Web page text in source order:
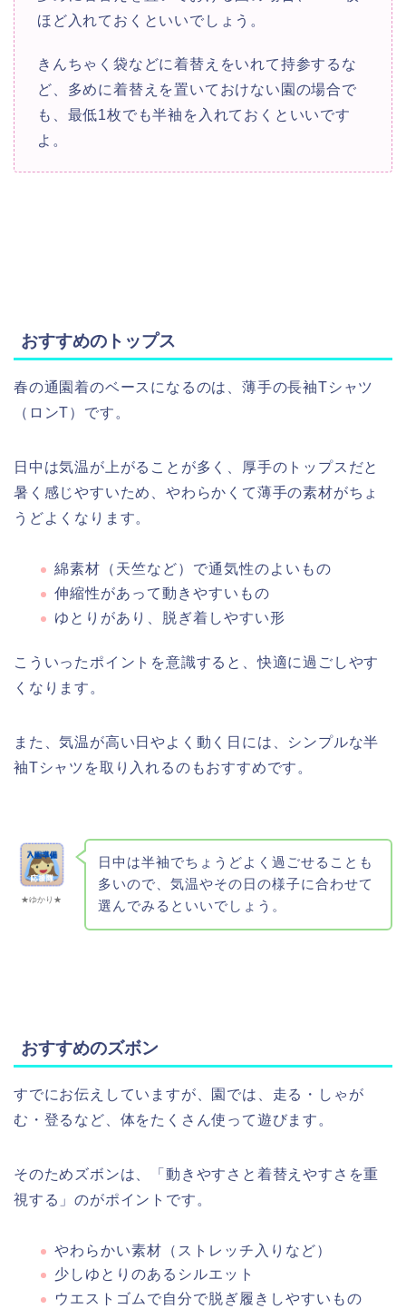
ほど入れておくといいでしょう。
きんちゃく袋などに着替えをいれて持参するな
ど、多めに着替えを置いておけない園の場合で
も、最低1枚でも半袖を入れておくといいです
よ。
おすすめのトップス
春の通園着のベースになるのは、薄手の長袖Tシャツ
（ロンT）です。
日中は気温が上がることが多く、厚手のトップスだと
暑く感じやすいため、やわらかくて薄手の素材がちょ
うどよくなります。
綿素材（天竺など）で通気性のよいもの
伸縮性があって動きやすいもの
ゆとりがあり、脱ぎ着しやすい形
こういったポイントを意識すると、快適に過ごしやす
くなります。
また、気温が高い日やよく動く日には、シンプルな半
袖Tシャツを取り入れるのもおすすめです。
★ゆかり★
日中は半袖でちょうどよく過ごせることも
多いので、気温やその日の様子に合わせて
選んでみるといいでしょう。
おすすめのズボン
すでにお伝えしていますが、園では、走る・しゃが
む・登るなど、体をたくさん使って遊びます。
そのためズボンは、「動きやすさと着替えやすさを重
視する」のがポイントです。
やわらかい素材（ストレッチ入りなど）
少しゆとりのあるシルエット
ウエストゴムで自分で脱ぎ履きしやすいもの